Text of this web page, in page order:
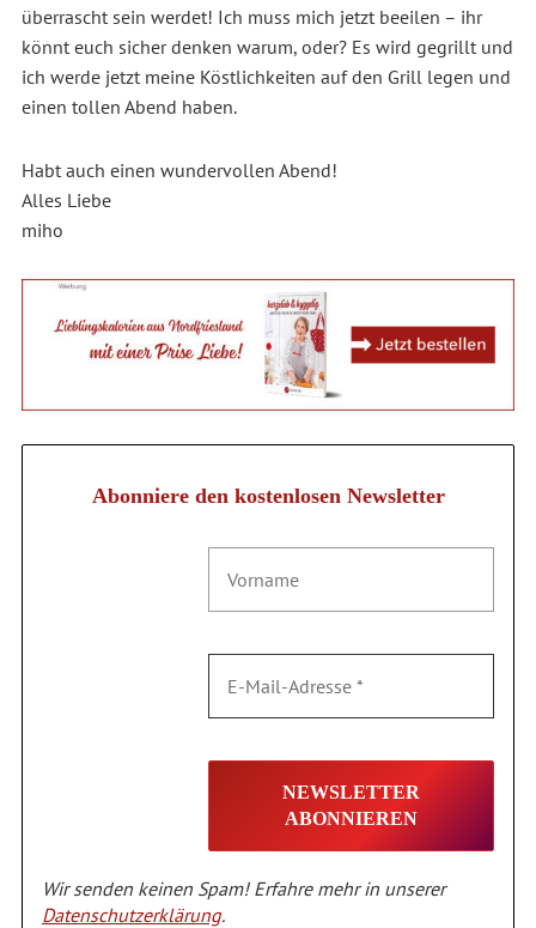
überrascht sein werdet! Ich muss mich jetzt beeilen – ihr
könnt euch sicher denken warum, oder? Es wird gegrillt und
ich werde jetzt meine Köstlichkeiten auf den Grill legen und
einen tollen Abend haben.
Habt auch einen wundervollen Abend!
Alles Liebe
miho
Abonniere den kostenlosen Newsletter
Wir senden keinen Spam! Erfahre mehr in unserer
Datenschutzerklärung.